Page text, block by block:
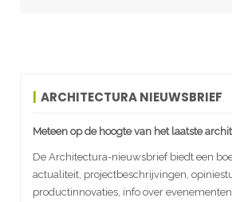
ARCHITECTURA NIEUWSBRIEF
Meteen op de hoogte van het laatste
De Architectura-nieuwsbrief biedt een
actualiteit, projectbeschrijvingen,
productinnovaties, info over